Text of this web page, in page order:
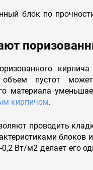
блок по
объем пустот
материала
кирпичом.
проводить
блоков
0,2 Вт/м2 делает его